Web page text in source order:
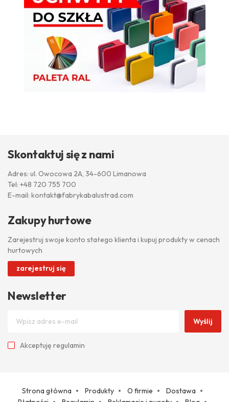
Skontaktuj się z nami
Adres: ul. Owocowa 2A, 34-600 Limanowa
Tel: +48 720 755 700
E-mail: kontakt@fabrykabalustrad.com
Zakupy hurtowe
Zarejestruj swoje konto stałego klienta i kupuj produkty w cenach
hurtowych
zarejestruj się
Newsletter
Wyślij
Akceptuję regulamin
Strona główna Produkty O firmie
Dostawa